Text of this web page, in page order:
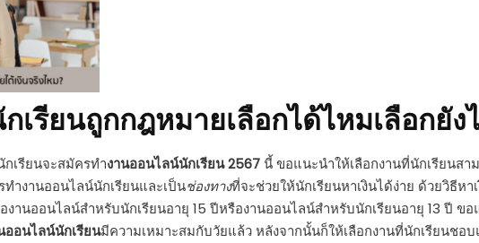
เรียนถูกกฎหมายเลือกได้ไหมเลือกยัง
กเรียนจะสมัครทำงานออนไลน์นักเรียน 2567 นี้ ขอแนะนำให้เลือกงานที่นักเรียนสา
างานออนไลน์นักเรียนและเป็นช่องทางที่จะช่วยให้นักเรียนหาเงินได้ง่าย ด้วยวิธีหา
งานออนไลน์สําหรับนักเรียนอายุ 15 ปีหรืองานออนไลน์สําหรับนักเรียนอายุ 13 ปี ข
ออนไลน์นักเรียนมีความเหมาะสมกับวัยแล้ว หลังจากนั้นก็ให้เลือกงานที่นักเรียนชอ